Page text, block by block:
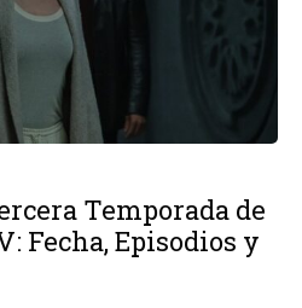
Temporada de
Fecha, Episodios y